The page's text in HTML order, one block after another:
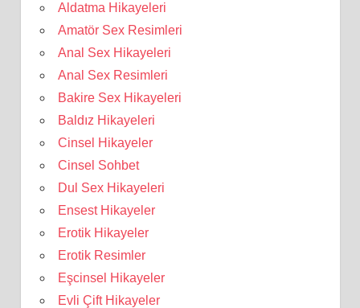
Aldatma Hikayeleri
Amatör Sex Resimleri
Anal Sex Hikayeleri
Anal Sex Resimleri
Bakire Sex Hikayeleri
Baldız Hikayeleri
Cinsel Hikayeler
Cinsel Sohbet
Dul Sex Hikayeleri
Ensest Hikayeler
Erotik Hikayeler
Erotik Resimler
Eşcinsel Hikayeler
Evli Çift Hikayeler